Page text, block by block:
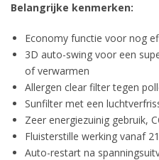
Belangrijke kenmerken:
Economy functie voor nog
3D auto-swing voor een
of verwarmen
Allergen clear filter tegen
Sunfilter met een
Zeer energiezuinig gebruik,
Fluisterstille werking vanaf
Auto-restart na